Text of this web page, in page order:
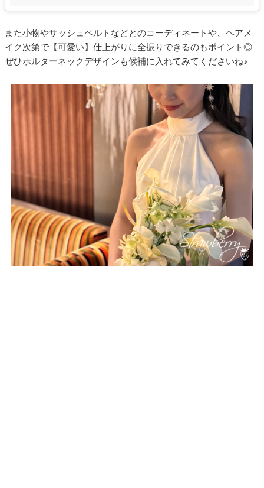
また小物やサッシュベルトなどとのコーディネートや、ヘアメ
イク次第で【可愛い】仕上がりに全振りできるのもポイント◎
ぜひホルターネックデザインも候補に入れてみてくださいね♪